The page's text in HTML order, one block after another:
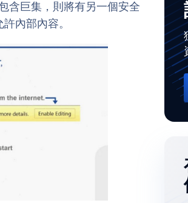
含巨集，則將有另一個安全
內部內容。